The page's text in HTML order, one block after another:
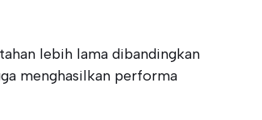
lebih lama dibandingkan
menghasilkan performa